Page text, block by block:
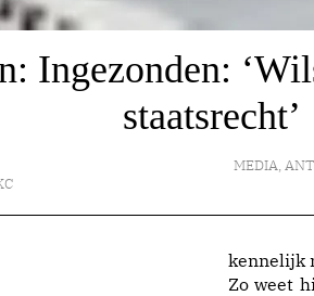
Ingezonden:
staatsrecht’
MEDIA,
kennelijk
Zo weet